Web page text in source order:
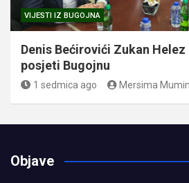
VIJESTI IZ BUGOJNA
Denis Bećirovići Zukan
posjeti Bugojnu
1 sedmica ago Mersima
Objave